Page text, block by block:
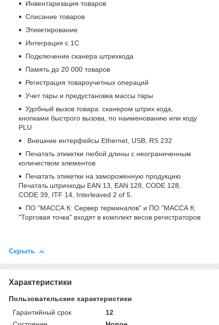
Инвентаризация товаров
Списание товаров
Этикетирование
Интеграция с 1С
Подключение сканера штрихкода
Память до 20 000 товаров
Регистрация товароучетных операций
Учет тары и предустановка массы тары
Удобный вызов товара: сканером штрих кода,
кнопками быстрого вызова, по наименованию или коду
PLU
Внешние интерфейсы Ethernet, USB, RS 232
Печатать этикетки любой длины с неограниченным
количеством элементов
Печатать этикетки на замороженную продукцию
Печатать штрихкоды EAN 13, EAN 128, CODE 128,
CODE 39, ITF 14, Interleaved 2 of 5.
ПО "МАССА К: Сервер терминалов" и ПО "МАССА К:
"Торговая точка" входят в комплект весов регистраторов
Скрыть
Характеристики
Пользовательские характеристики
Гарантийный срок
12